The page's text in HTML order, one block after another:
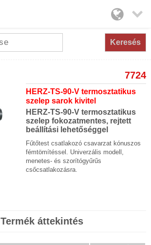

Keresés
7724
HERZ-TS-90-V termosztatikus
szelep sarok kivitel
HERZ-TS-90-V termosztatikus
szelep fokozatmentes, rejtett
beállítási lehetőséggel
Fűtőtest csatlakozó csavarzat kónuszos
fémtömítéssel. Univerzális modell,
menetes- és szorítógyűrűs
csőcsatlakozásra.
Termék áttekintés